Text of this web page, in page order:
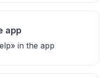
app
in the app